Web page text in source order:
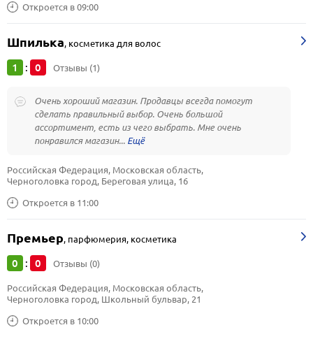
Откроется в 09:00
Шпилька, косметика для волос
1 : 0 Отзывы (1)
Очень хороший магазин. Продавцы всегда помогут
сделать правильный выбор. Очень большой
ассортимент, есть из чего выбрать. Мне очень
понравился магазин...
Откроется в 11:00
Российская Федерация, Московская область,
Черноголовка город, Береговая улица, 16
Премьер, парфюмерия, косметика
0 : 0 Отзывы (0)
Откроется в 10:00
Российская Федерация, Московская область,
Черноголовка город, Школьный бульвар, 21